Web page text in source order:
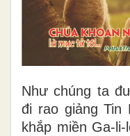
Như chúng ta
đi rao giảng Tin
khắp miền Ga-